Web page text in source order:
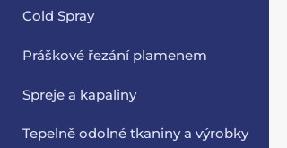
Cold Spray
Práškové řezání plamenem
Spreje a kapaliny
Tepelně odolné tkaniny a výrobky